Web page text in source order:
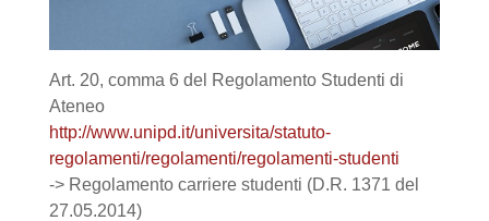
Art. 20, comma 6 del Regolamento Studenti di
Ateneo
http://www.unipd.it/universita/statuto-
regolamenti/regolamenti/regolamenti-studenti
-> Regolamento carriere studenti (D.R. 1371 del
27.05.2014)